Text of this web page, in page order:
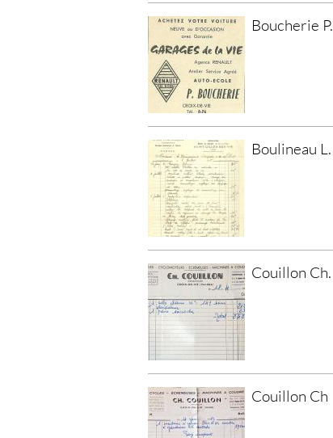
Boucherie P.
Boulineau L.
Couillon Ch.
Couillon Ch